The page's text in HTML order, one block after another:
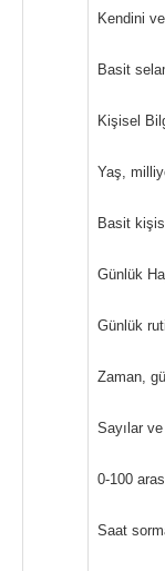
Kendini
Basit
Kişisel
Yaş,
Basit
Günlük
Günlük
Zaman,
Sayılar
0-100
Saat